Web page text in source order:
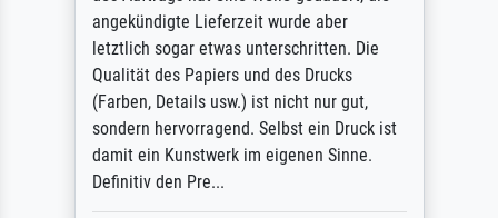
angekündigte Lieferzeit wurde aber
letztlich sogar etwas unterschritten. Die
Qualität des Papiers und des Drucks
(Farben, Details usw.) ist nicht nur gut,
sondern hervorragend. Selbst ein Druck ist
damit ein Kunstwerk im eigenen Sinne.
Definitiv den Pre...